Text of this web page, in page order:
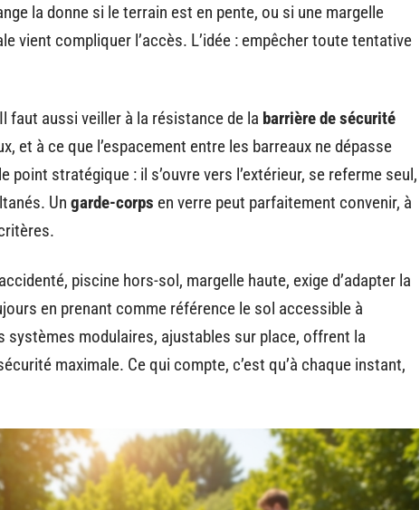
la donne si le terrain est en pente, ou si une margelle
vient compliquer l’accès. L’idée : empêcher toute tentative
faut aussi veiller à la résistance de la barrière de sécurité
et à ce que l’espacement entre les barreaux ne dépasse
point stratégique : il s’ouvre vers l’extérieur, se referme seul,
Un garde-corps en verre peut parfaitement convenir, à
piscine hors-sol, margelle haute, exige d’adapter la
en prenant comme référence le sol accessible à
systèmes modulaires, ajustables sur place, offrent la
maximale. Ce qui compte, c’est qu’à chaque instant,